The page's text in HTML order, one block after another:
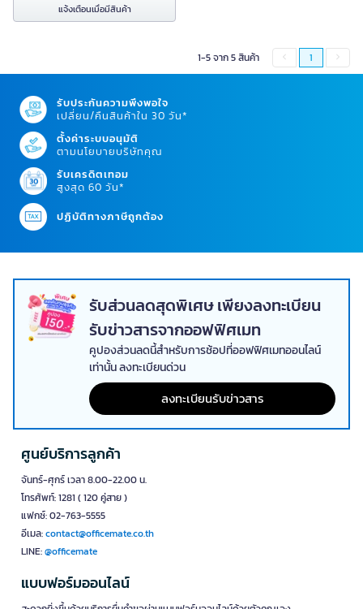
แจ้งเตือนเมื่อมีสินค้า
1-5 จาก 5 สินค้า 1
รับประกันความพึงพอใจ
เปลี่ยน/คืนสินค้าใน 30 วัน*
ตั้งค่าระบบอนุมัติ
ตามนโยบายบริษัทคุณ
รับเครดิตเทอม
สูงสุด 60 วัน*
ปฏิบัติทางภาษีถูกต้อง
รับส่วนลดสุดพิเศษ เพียงลงทะเบียน
รับข่าวสารจากออฟฟิศเมท
คูปองส่วนลดนี้สำหรับการช้อปที่ออฟฟิศเมทออนไลน์
เท่านั้น ลงทะเบียนด่วน
ลงทะเบียนรับข่าวสาร
ศูนย์บริการลูกค้า
จันทร์-ศุกร์ เวลา 8.00-22.00 น.
โทรศัพท์: 1281 ( 120 คู่สาย )
แฟกซ์: 02-763-5555
อีเมล:contact@officemate.co.th
LINE:@officemate
แบบฟอร์มออนไลน์